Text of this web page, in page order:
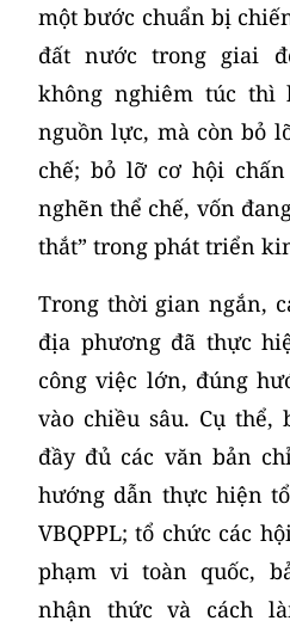
một bước chuẩn bị
đất nước trong giai
không nghiêm túc thì
nguồn lực, mà còn bỏ
chế; bỏ lỡ cơ hội
nghẽn thể chế, vốn
thắt” trong phát triển
Trong thời gian ngắn,
địa phương đã thực
công việc lớn, đúng
vào chiều sâu. Cụ
đầy đủ các văn bản
hướng dẫn thực hiện
VBQPPL; tổ chức các
phạm vi toàn quốc,
nhận thức và cách